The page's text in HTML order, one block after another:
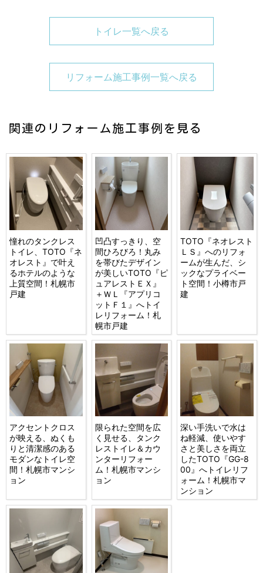
トイレ一覧へ戻る
リフォーム施工事例一覧へ戻る
関連のリフォーム施工事例を見る
憧れのタンクレス
トイレ、TOTO『ネ
オレスト』で叶え
るホテルのような
上質空間！札幌市
戸建
凹凸すっきり、空
間ひろびろ！丸み
を帯びたデザイン
が美しいTOTO『ピ
ュアレストＥＸ』
＋ＷＬ『アプリコ
ットＦ１』へトイ
レリフォーム！札
幌市戸建
TOTO『ネオレスト
ＬＳ』へのリフォ
ームが生んだ、シ
ックなプライベー
ト空間！小樽市戸
建
アクセントクロス
が映える、ぬくも
りと清潔感のある
モダンなトイレ空
間！札幌市マンシ
ョン
限られた空間を広
く見せる、タンク
レストイレ＆カウ
ンターリフォー
ム！札幌市マンシ
ョン
深い手洗いで水は
ね軽減、使いやす
さと美しさを両立
したTOTO『GG-8
00』へトイレリフ
ォーム！札幌市マ
ンション